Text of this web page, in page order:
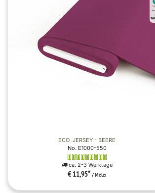
ECO .JERSEY - BEERE
No. E1000-550
ca. 2-3 Werktage
€ 11,95* / Meter